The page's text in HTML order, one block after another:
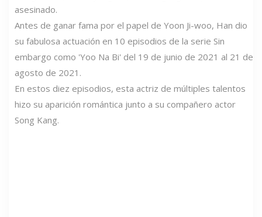
asesinado.
Antes de ganar fama por el papel de Yoon Ji-woo, Han dio
su fabulosa actuación en 10 episodios de la serie Sin
embargo como 'Yoo Na Bi' del 19 de junio de 2021 al 21 de
agosto de 2021.
En estos diez episodios, esta actriz de múltiples talentos
hizo su aparición romántica junto a su compañero actor
Song Kang.